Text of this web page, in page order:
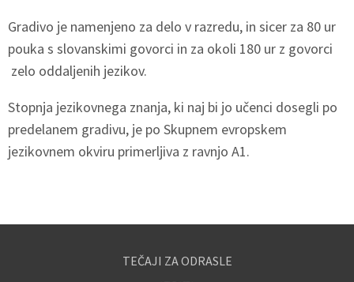
Gradivo je namenjeno za delo v razredu, in sicer za 80 ur
pouka s slovanskimi govorci in za okoli 180 ur z govorci
zelo oddaljenih jezikov.
Stopnja jezikovnega znanja, ki naj bi jo učenci dosegli po
predelanem gradivu, je po Skupnem evropskem
jezikovnem okviru primerljiva z ravnjo A1.
TEČAJI ZA ODRASLE